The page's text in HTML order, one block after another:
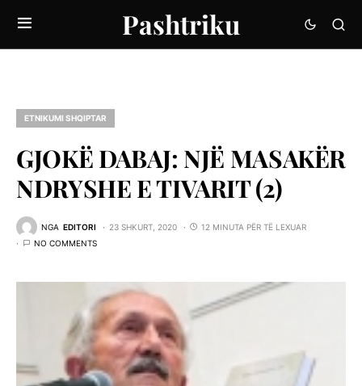
Pashtriku
ETNIKUMI SHQIPTAR
GJOKË DABAJ: NJË MASAKËR
NDRYSHE E TIVARIT (2)
NGA EDITORI 23 SHKURT, 2020
12 MINUTA PËR TË LEXUAR
NO COMMENTS